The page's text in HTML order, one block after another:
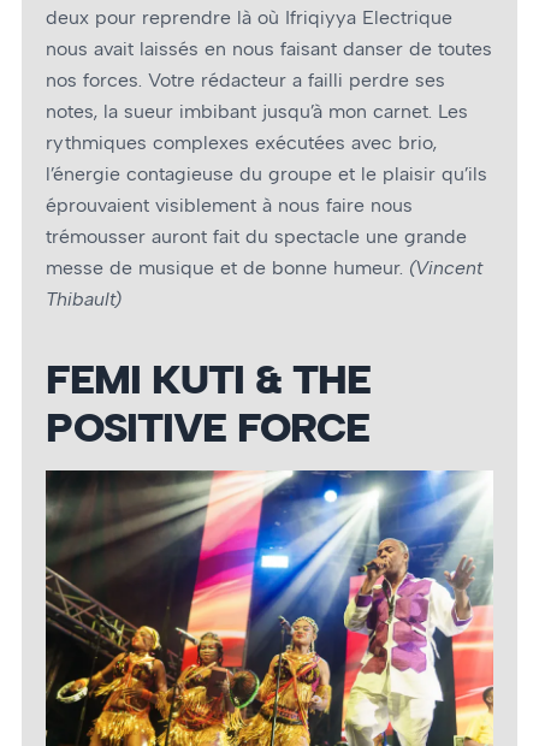
deux pour reprendre là où Ifriqiyya Electrique
nous avait laissés en nous faisant danser de toutes
nos forces. Votre rédacteur a failli perdre ses
notes, la sueur imbibant jusqu’à mon carnet. Les
rythmiques complexes exécutées avec brio,
l’énergie contagieuse du groupe et le plaisir qu’ils
éprouvaient visiblement à nous faire nous
trémousser auront fait du spectacle une grande
messe de musique et de bonne humeur. (Vincent
Thibault)
FEMI KUTI & THE
POSITIVE FORCE